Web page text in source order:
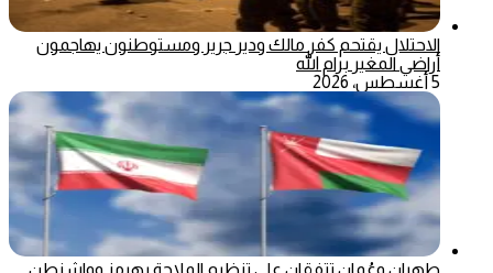
الاحتلال يقتحم كفر مالك ودير جرير ومستوطنون يهاجمون
أراضي المغير برام الله
5 أغسطس، 2026